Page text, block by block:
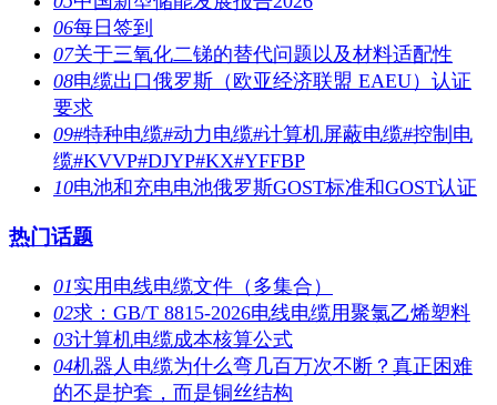
06每日签到
07关于三氧化二锑的替代问题以及材料适配性
08电缆出口俄罗斯（欧亚经济联盟 EAEU）认证
要求
09#特种电缆#动力电缆#计算机屏蔽电缆#控制电
缆#KVVP#DJYP#KX#YFFBP
10电池和充电电池俄罗斯GOST标准和GOST认证
热门话题
01实用电线电缆文件（多集合）
02求：GB/T 8815-2026电线电缆用聚氯乙烯塑料
03计算机电缆成本核算公式
04机器人电缆为什么弯几百万次不断？真正困难
的不是护套，而是铜丝结构